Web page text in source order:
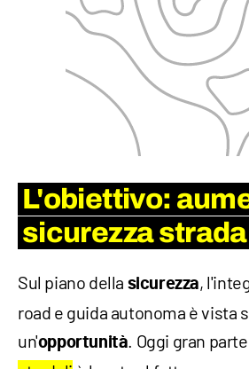
L'obiettivo:
sicurezza
Sul piano della sicurezza,
road e guida autonoma è vista
un'opportunità. Oggi gran